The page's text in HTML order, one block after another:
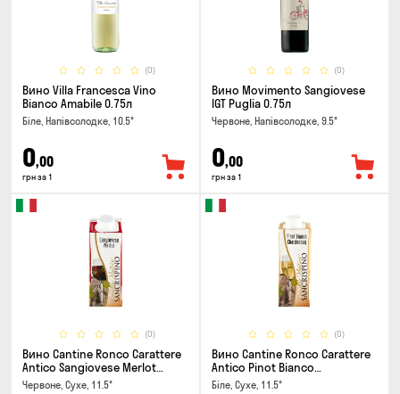
(0)
Вино Villa Francesca Vino
Bianco Amabile 0.75л
Біле, Напівсолодке, 10.5°
0,00
грн за 1
(0)
Вино Movimento Sangiovese
IGT Puglia 0.75л
Червоне, Напівсолодке, 9.5°
0,00
грн за 1
(0)
Вино Cantine Ronco Carattere
Antico Sangiovese Merlot
Rubicone IGT 0.25л
Червоне, Сухе, 11.5°
(0)
Вино Cantine Ronco Carattere
Antico Pinot Bianco
Chardonnay Rubicone IGT 0.25л
Біле, Сухе, 11.5°